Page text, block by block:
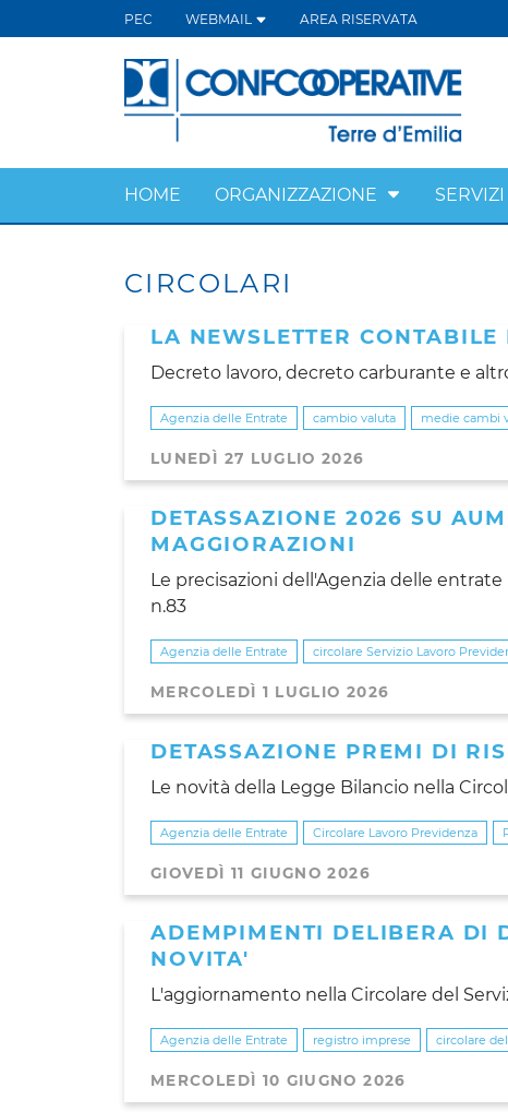
PEC WEBMAIL AREA RISERVATA
HOME ORGANIZZAZIONE SERVIZI
CIRCOLARI
LA NEWSLETTER CONTABILE
Decreto lavoro, decreto carburante e
Agenzia delle Entrate cambio valuta medie cambi
LUNEDÌ 27 LUGLIO 2026
DETASSAZIONE 2026 SU
MAGGIORAZIONI
Le precisazioni dell'Agenzia delle
n.83
Agenzia delle Entrate circolare Servizio Lavoro
MERCOLEDÌ 1 LUGLIO 2026
DETASSAZIONE PREMI DI
Le novità della Legge Bilancio nella
Agenzia delle Entrate Circolare Lavoro Previdenza
GIOVEDÌ 11 GIUGNO 2026
ADEMPIMENTI DELIBERA DI
NOVITA'
L'aggiornamento nella Circolare del
Agenzia delle Entrate registro imprese circolare
MERCOLEDÌ 10 GIUGNO 2026